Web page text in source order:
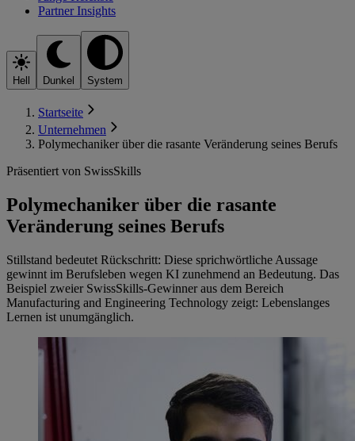
Partner Insights
Hell Dunkel System
Startseite
Unternehmen
Polymechaniker über die rasante Veränderung seines Berufs
Präsentiert von SwissSkills
Polymechaniker über die rasante
Veränderung seines Berufs
Stillstand bedeutet Rückschritt: Diese sprichwörtliche Aussage
gewinnt im Berufsleben wegen KI zunehmend an Bedeutung. Das
Beispiel zweier SwissSkills-Gewinner aus dem Bereich
Manufacturing and Engineering Technology zeigt: Lebenslanges
Lernen ist unumgänglich.